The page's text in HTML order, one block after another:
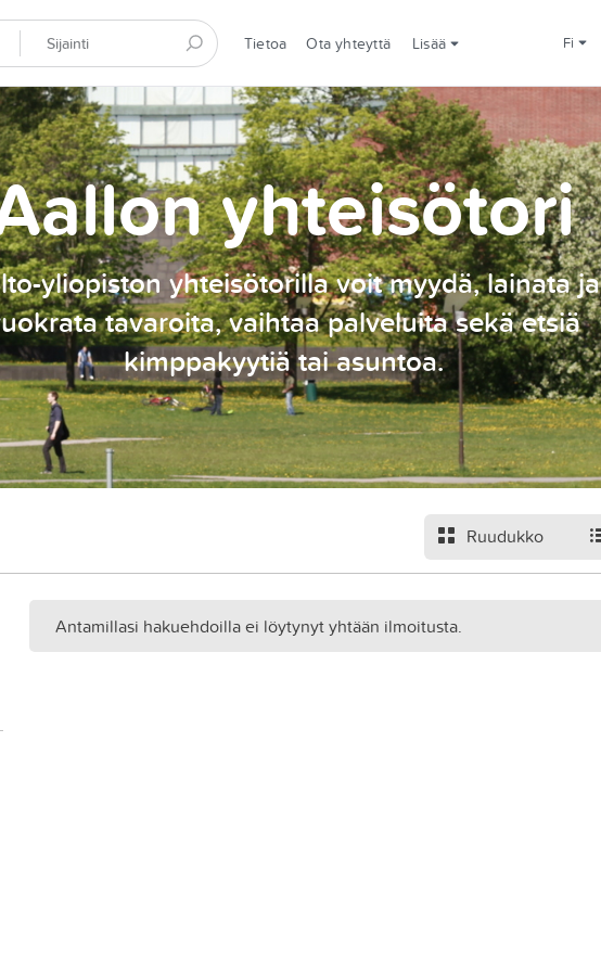
Tietoa Ota yhteyttä Lisää fi
yhteisötori
yliopiston yhteisötorilla voit myydä, lainata ja
tavaroita, vaihtaa palveluita sekä etsiä
kimppakyytiä tai asuntoa.
Ruudukko
Antamillasi hakuehdoilla ei löytynyt yhtään ilmoitusta.